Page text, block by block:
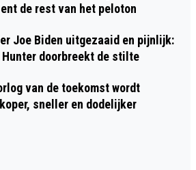
de rest van het peloton
Joe Biden uitgezaaid en pijnlijk:
Hunter doorbreekt de stilte
van de toekomst wordt
sneller en dodelijker